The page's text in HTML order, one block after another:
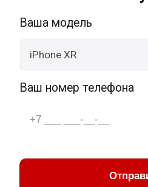
Ваша модель
iPhone XR
Ваш номер телефона